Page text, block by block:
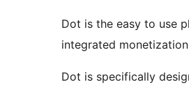
Dot is the easy to use
integrated
Dot is specifically